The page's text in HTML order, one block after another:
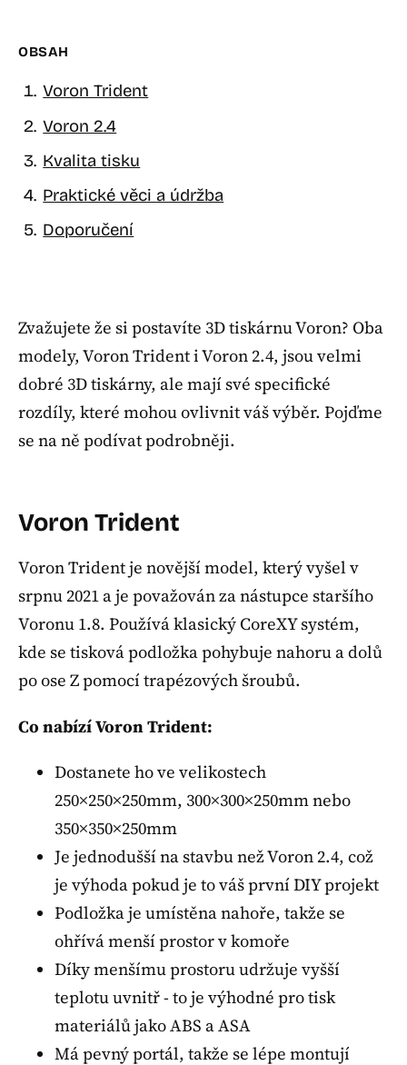
OBSAH
Voron Trident
Voron 2.4
Kvalita tisku
Praktické věci a údržba
Doporučení
Zvažujete že si postavíte 3D tiskárnu Voron? Oba
modely, Voron Trident i Voron 2.4, jsou velmi
dobré 3D tiskárny, ale mají své specifické
rozdíly, které mohou ovlivnit váš výběr. Pojďme
se na ně podívat podrobněji.
Voron Trident
Voron Trident je novější model, který vyšel v
srpnu 2021 a je považován za nástupce staršího
Voronu 1.8. Používá klasický CoreXY systém,
kde se tisková podložka pohybuje nahoru a dolů
po ose Z pomocí trapézových šroubů.
Co nabízí Voron Trident:
Dostanete ho ve velikostech
250×250×250mm, 300×300×250mm nebo
350×350×250mm
Je jednodušší na stavbu než Voron 2.4, což
je výhoda pokud je to váš první DIY projekt
Podložka je umístěna nahoře, takže se
ohřívá menší prostor v komoře
Díky menšímu prostoru udržuje vyšší
teplotu uvnitř - to je výhodné pro tisk
materiálů jako ABS a ASA
Má pevný portál, takže se lépe montují